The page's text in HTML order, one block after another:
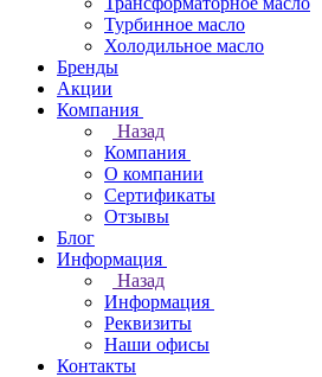
Турбинное масло
Холодильное масло
Бренды
Акции
Компания
Назад
Компания
О компании
Сертификаты
Отзывы
Блог
Информация
Назад
Информация
Реквизиты
Наши офисы
Контакты